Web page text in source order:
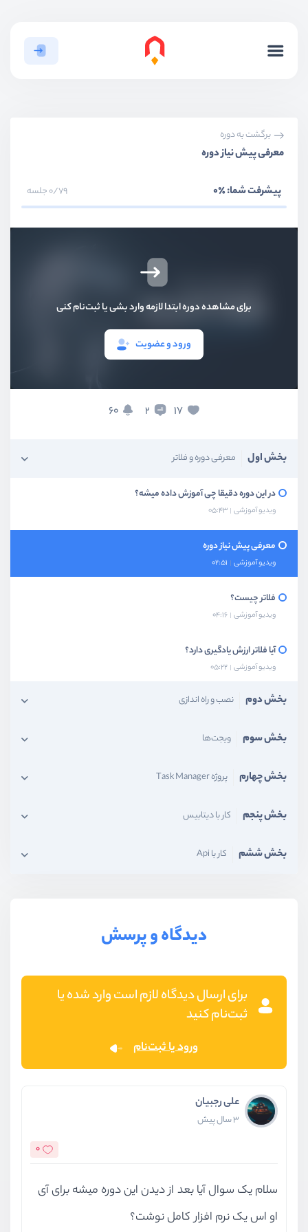
برگشت به دوره
معرفی پیش نیاز دوره
پیشرفت شما:٪0 0/79 جلسه
برای مشاهده دوره ابتدا لازمه وارد بشی یا ثبت‌نام کنی
ورود و عضویت
17
2
60
بخش اول معرفی دوره و فلاتر
در این دوره دقیقا چی آموزش داده میشه؟
ویدیو آموزشی 05:43
معرفی پیش نیاز دوره
ویدیو آموزشی 02:51
فلاتر چیست؟
ویدیو آموزشی 04:16
آیا فلاتر ارزش یادگیری دارد؟
ویدیو آموزشی 05:22
بخش دوم نصب و راه اندازی
بخش سوم ویجت‌ها
بخش چهارم پروژه Task Manager
بخش پنجم کار با دیتابیس
بخش ششم کار با Api
دیدگاه و پرسش
برای ارسال دیدگاه لازم است وارد شده یا
ثبت‌نام کنید
ورود یا ثبت‌نام
علی رجبیان
3 سال پیش
0
سلام یک سوال آیا بعد از دیدن این دوره میشه برای آی
او اس یک نرم افزار کامل نوشت؟